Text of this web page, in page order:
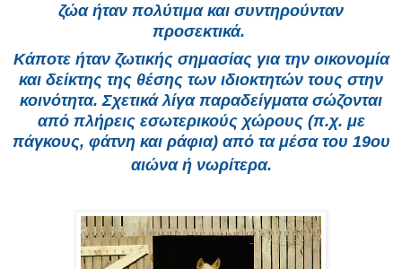
ζώα ήταν πολύτιμα και συντηρούνταν
προσεκτικά.
Κάποτε ήταν ζωτικής σημασίας για την οικονομία
και δείκτης της θέσης των ιδιοκτητών τους στην
κοινότητα. Σχετικά λίγα παραδείγματα σώζονται
από πλήρεις εσωτερικούς χώρους (π.χ. με
πάγκους, φάτνη και ράφια) από τα μέσα του 19ου
αιώνα ή νωρίτερα.